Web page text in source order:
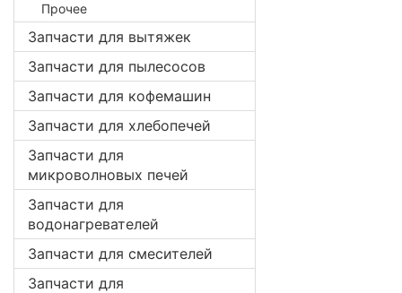
Прочее
Запчасти для вытяжек
Запчасти для пылесосов
Запчасти для кофемашин
Запчасти для хлебопечей
Запчасти для
микроволновых печей
Запчасти для
водонагревателей
Запчасти для смесителей
Запчасти для